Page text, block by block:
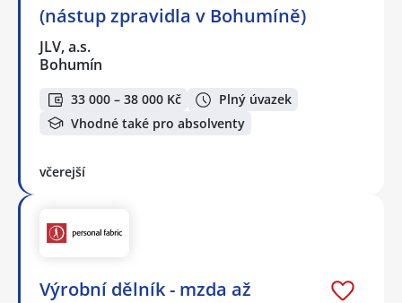
(nástup zpravidla v Bohumíně)
JLV, a.s.
Bohumín
33 000 – 38 000 Kč
Plný úvazek
Vhodné také pro absolventy
včerejší
Výrobní dělník - mzda až